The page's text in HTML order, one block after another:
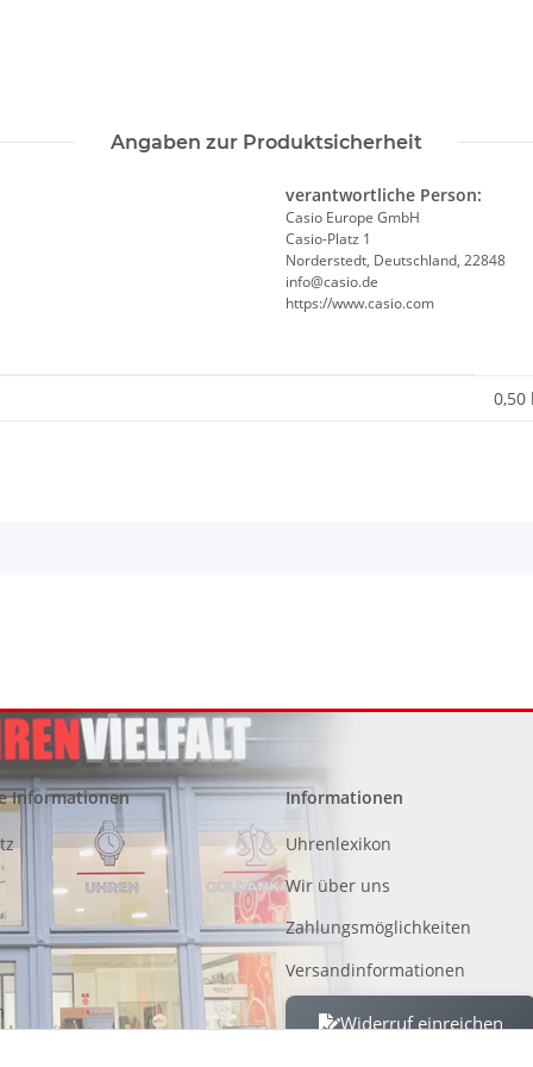
Angaben zur Produktsicherheit
verantwortliche Person:
Casio Europe GmbH
Casio-Platz 1
Norderstedt, Deutschland, 22848
info@casio.de
https://www.casio.com
0,50
Informationen Informationen
Uhrenlexikon
Wir über uns
Zahlungsmöglichkeiten
Versandinformationen
Widerruf einreichen